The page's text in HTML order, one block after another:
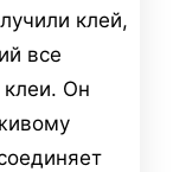
клей,
все
Он